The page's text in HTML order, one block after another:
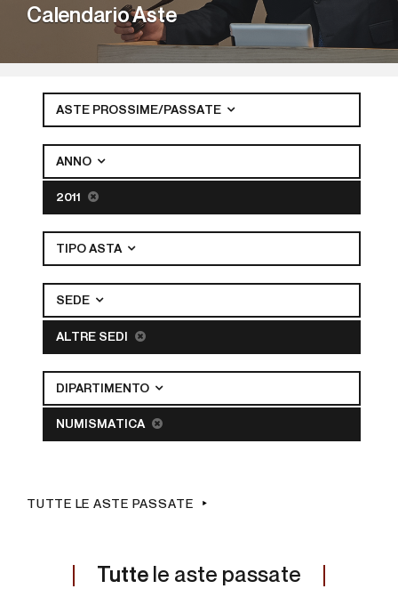
Calendario Aste
ASTE PROSSIME/PASSATE
ANNO
2011
TIPO ASTA
SEDE
ALTRE SEDI
DIPARTIMENTO
NUMISMATICA
TUTTE LE ASTE PASSATE
Tutte le aste passate